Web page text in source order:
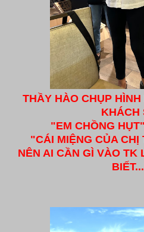
THẦY HÀO CHỤP
KHÁCH
"EM CHỒNG
"CÁI MIỆNG CỦA
NÊN AI CẦN GÌ VÀO TK